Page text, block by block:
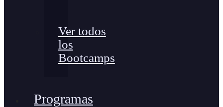
Ver todos
los
Bootcamps
Programas